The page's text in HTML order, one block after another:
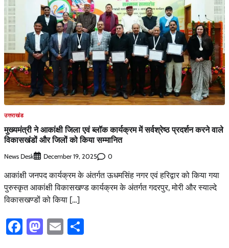
उत्तराखंड
मुख्यमंत्री ने आकांक्षी जिला एवं ब्लॉक कार्यक्रम में सर्वश्रेष्ठ प्रदर्शन करने वाले
विकासखंडों और जिलों को किया सम्मानित
News Desk December 19, 2025 0
आकांक्षी जनपद कार्यक्रम के अंतर्गत ऊधमसिंह नगर एवं हरिद्वार को किया गया
पुरुस्कृत आकांक्षी विकासखण्ड कार्यक्रम के अंतर्गत गदरपुर, मोरी और स्याल्दे
विकासखण्डों को किया […]
Facebook
Mastodon
Email